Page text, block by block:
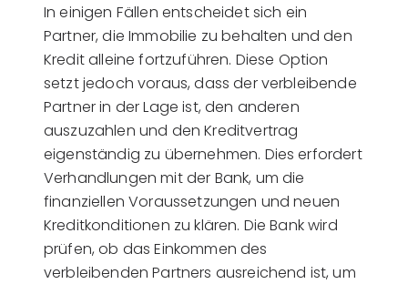
In einigen Fällen entscheidet sich ein
Partner, die Immobilie zu behalten und den
Kredit alleine fortzuführen. Diese Option
setzt jedoch voraus, dass der verbleibende
Partner in der Lage ist, den anderen
auszuzahlen und den Kreditvertrag
eigenständig zu übernehmen. Dies erfordert
Verhandlungen mit der Bank, um die
finanziellen Voraussetzungen und neuen
Kreditkonditionen zu klären. Die Bank wird
prüfen, ob das Einkommen des
verbleibenden Partners ausreichend ist, um